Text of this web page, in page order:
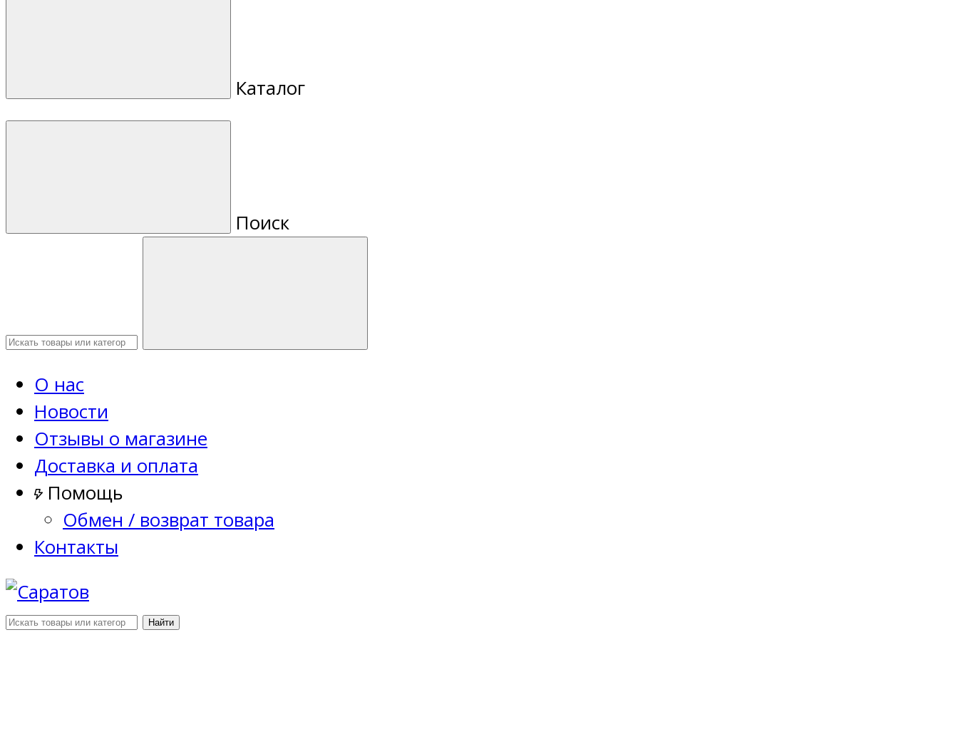
Каталог
Поиск
О нас
Новости
Отзывы о магазине
Доставка и оплата
Помощь
Обмен / возврат товара
Контакты
Найти